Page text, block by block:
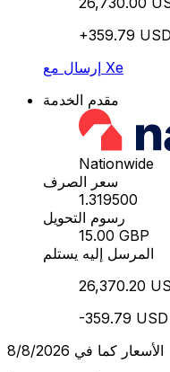
+359.79 USD
إرسال مع Xe
مقدم الخدمة
Nationwide
سعر الصرف
1.319500
رسوم التحويل
15.00 GBP
المرسل إليه يستلم
26,370.20
-359.79 USD
الأسعار كما في 8/8/2026